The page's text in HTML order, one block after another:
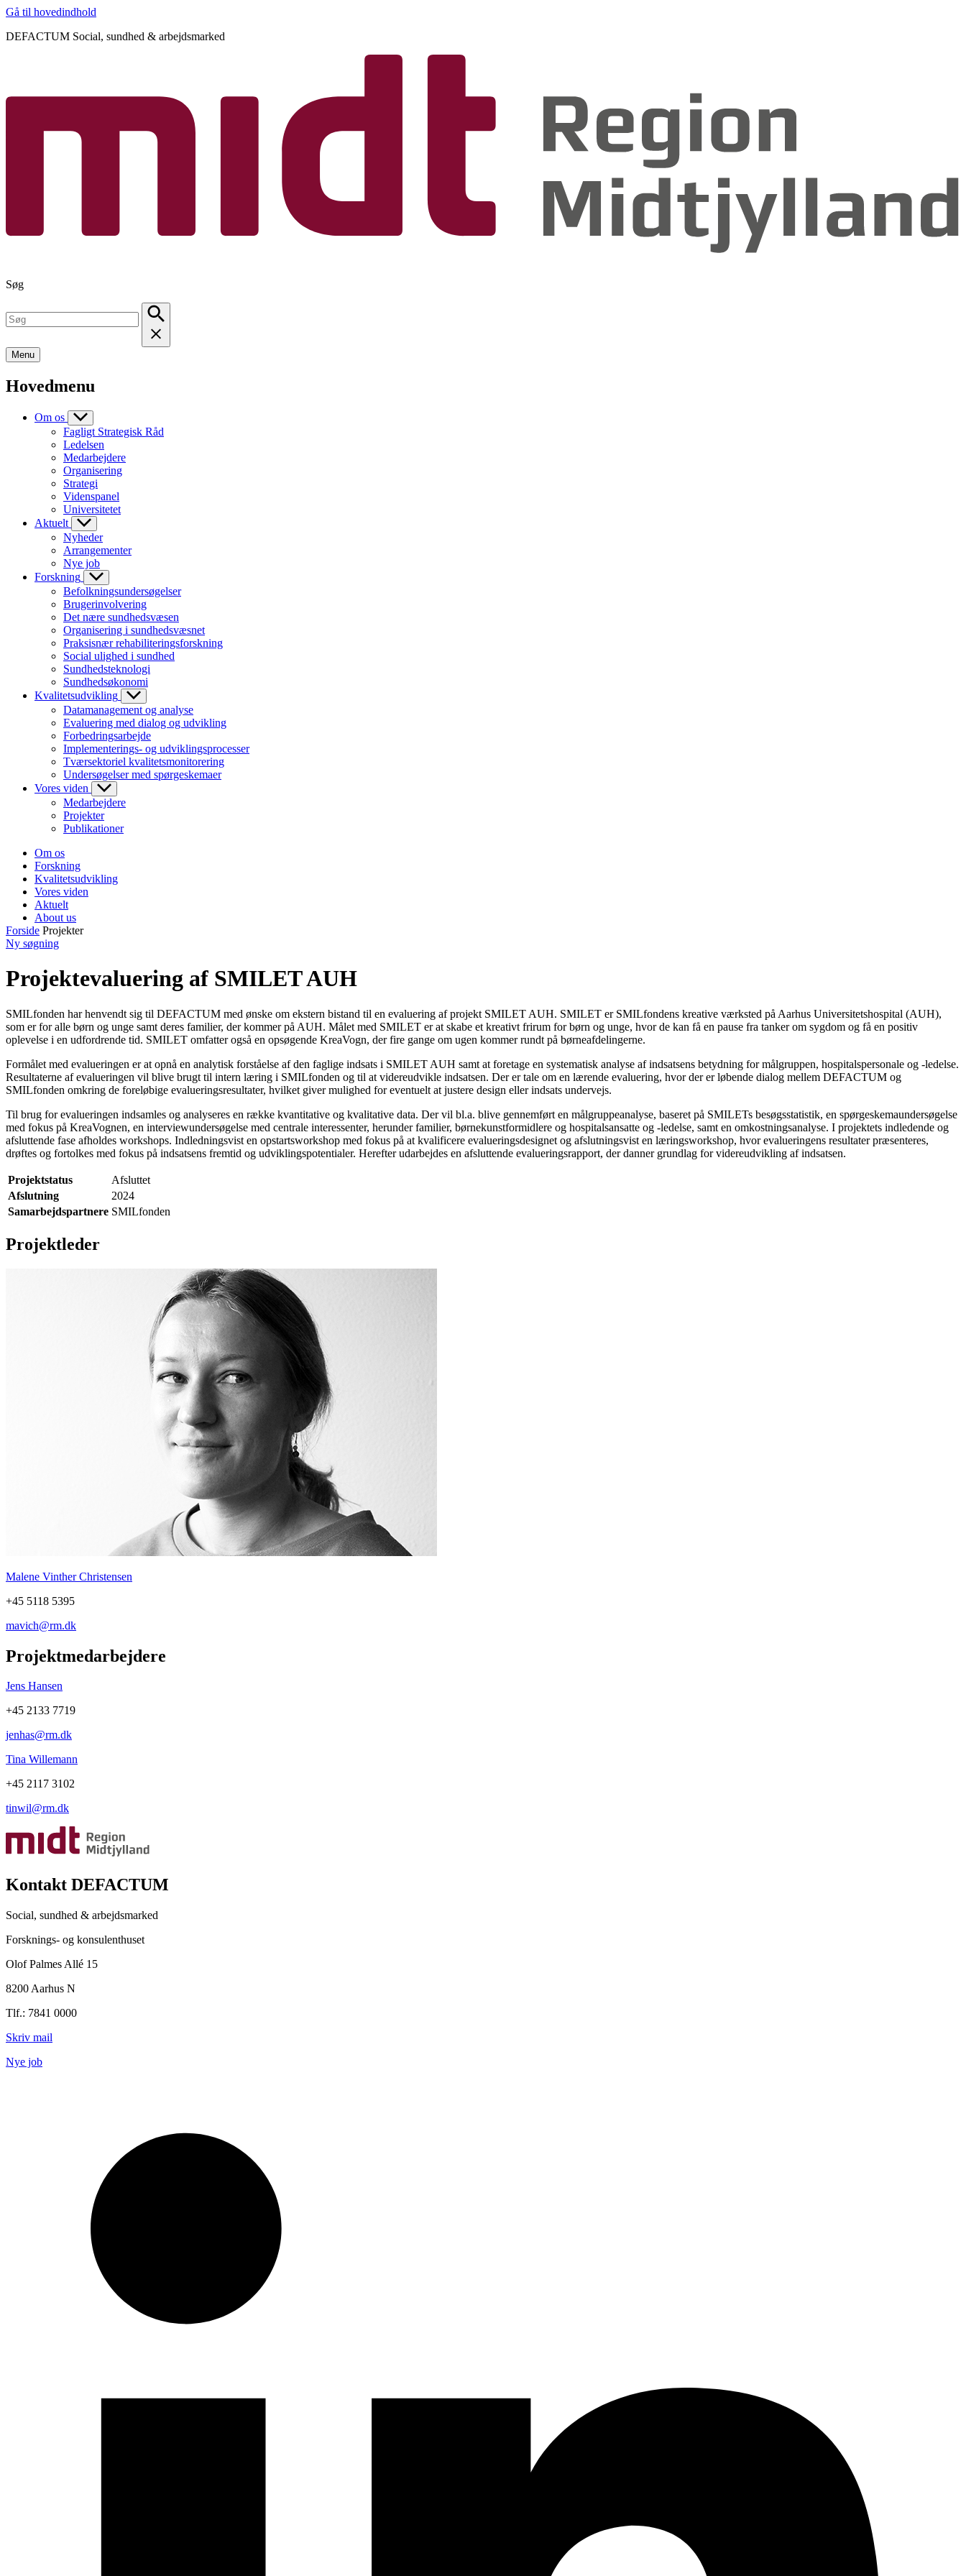
Gå til hovedindhold
DEFACTUM Social, sundhed & arbejdsmarked
Søg
Menu
Hovedmenu
Om os
Fagligt Strategisk Råd
Ledelsen
Medarbejdere
Organisering
Strategi
Videnspanel
Universitetet
Aktuelt
Nyheder
Arrangementer
Nye job
Forskning
Befolkningsundersøgelser
Brugerinvolvering
Det nære sundhedsvæsen
Organisering i sundhedsvæsnet
Praksisnær rehabiliteringsforskning
Social ulighed i sundhed
Sundhedsteknologi
Sundhedsøkonomi
Kvalitetsudvikling
Datamanagement og analyse
Evaluering med dialog og udvikling
Forbedringsarbejde
Implementerings- og udviklingsprocesser
Tværsektoriel kvalitetsmonitorering
Undersøgelser med spørgeskemaer
Vores viden
Medarbejdere
Projekter
Publikationer
Om os
Forskning
Kvalitetsudvikling
Vores viden
Aktuelt
About us
Forside Projekter
Ny søgning
Projektevaluering af SMILET AUH
SMILfonden har henvendt sig til DEFACTUM med ønske om ekstern bistand til en evaluering af projekt SMILET AUH. SMILET er SMILfondens kreative værksted på Aarhus Universitetshospital (AUH),
som er for alle børn og unge samt deres familier, der kommer på AUH. Målet med SMILET er at skabe et kreativt frirum for børn og unge, hvor de kan få en pause fra tanker om sygdom og få en positiv
oplevelse i en udfordrende tid. SMILET omfatter også en opsøgende KreaVogn, der fire gange om ugen kommer rundt på børneafdelingerne.
Formålet med evalueringen er at opnå en analytisk forståelse af den faglige indsats i SMILET AUH samt at foretage en systematisk analyse af indsatsens betydning for målgruppen, hospitalspersonale og -ledelse.
Resultaterne af evalueringen vil blive brugt til intern læring i SMILfonden og til at videreudvikle indsatsen. Der er tale om en lærende evaluering, hvor der er løbende dialog mellem DEFACTUM og
SMILfonden omkring de foreløbige evalueringsresultater, hvilket giver mulighed for eventuelt at justere design eller indsats undervejs.
Til brug for evalueringen indsamles og analyseres en række kvantitative og kvalitative data. Der vil bl.a. blive gennemført en målgruppeanalyse, baseret på SMILETs besøgsstatistik, en spørgeskemaundersøgelse
med fokus på KreaVognen, en interviewundersøgelse med centrale interessenter, herunder familier, børnekunstformidlere og hospitalsansatte og -ledelse, samt en omkostningsanalyse. I projektets indledende og
afsluttende fase afholdes workshops. Indledningsvist en opstartsworkshop med fokus på at kvalificere evalueringsdesignet og afslutningsvist en læringsworkshop, hvor evalueringens resultater præsenteres,
drøftes og fortolkes med fokus på indsatsens fremtid og udviklingspotentialer. Herefter udarbejdes en afsluttende evalueringsrapport, der danner grundlag for videreudvikling af indsatsen.
Projektstatus
Afsluttet
Afslutning
2024
Samarbejdspartnere SMILfonden
Projektleder
Malene Vinther Christensen
+45 5118 5395
mavich@rm.dk
Projektmedarbejdere
Jens Hansen
+45 2133 7719
jenhas@rm.dk
Tina Willemann
+45 2117 3102
tinwil@rm.dk
Kontakt DEFACTUM
Social, sundhed & arbejdsmarked
Forsknings- og konsulenthuset
Olof Palmes Allé 15
8200 Aarhus N
Tlf.: 7841 0000
Skriv mail
Nye job